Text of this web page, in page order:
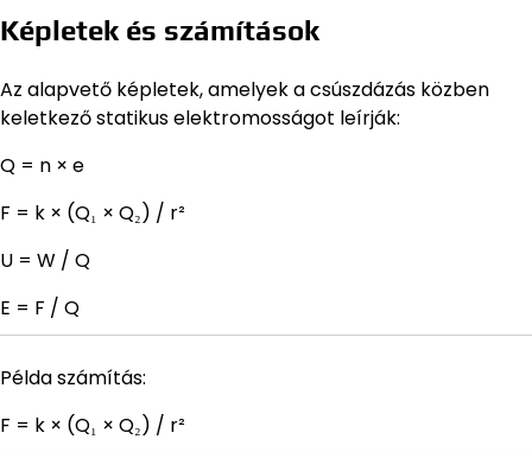
Képletek és számítások
Az alapvető képletek, amelyek a csúszdázás közben
keletkező statikus elektromosságot leírják:
Q = n × e
F = k × (Q₁ × Q₂) / r²
U = W / Q
E = F / Q
Példa számítás:
F = k × (Q₁ × Q₂) / r²